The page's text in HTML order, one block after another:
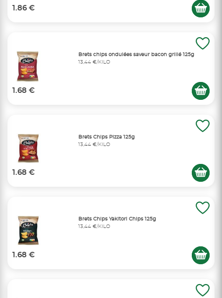
1.86 €
Brets chips ondulées saveur bacon grillé 125g
13,44 €/KILO
1.68 €
Brets Chips Pizza 125g
13,44 €/KILO
1.68 €
Brets Chips Yakitori Chips 125g
13,44 €/KILO
1.68 €